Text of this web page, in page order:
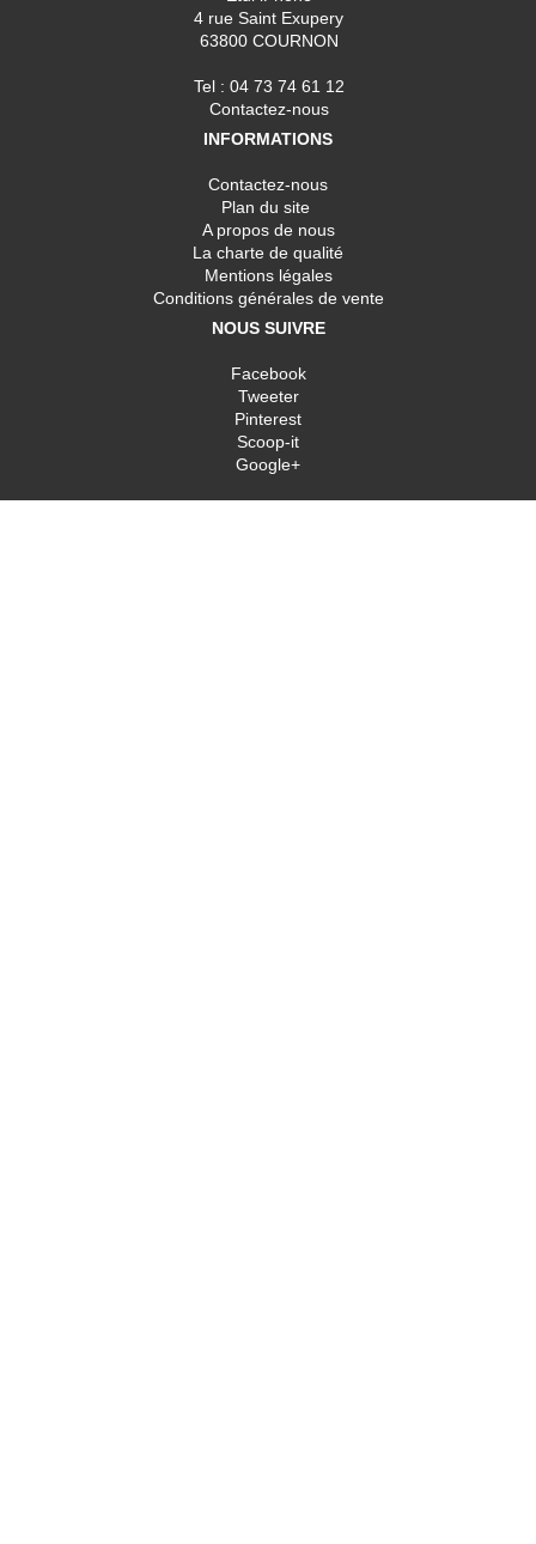
4 rue Saint Exupery
63800 COURNON
Tel : 04 73 74 61 12
Contactez-nous
INFORMATIONS
Contactez-nous
Plan du site
A propos de nous
La charte de qualité
Mentions légales
Conditions générales de vente
NOUS SUIVRE
Facebook
Tweeter
Pinterest
Scoop-it
Google+